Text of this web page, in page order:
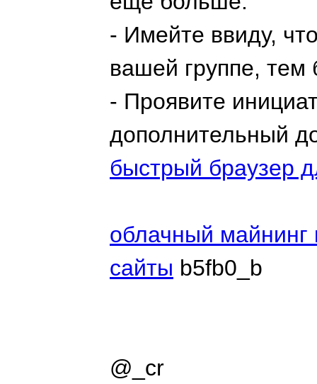
- Имейте ввиду,
вашей группе, тем
- Проявите
дополнительный
быстрый браузер
облачный майнинг
сайты b5fb0_b
@_cr